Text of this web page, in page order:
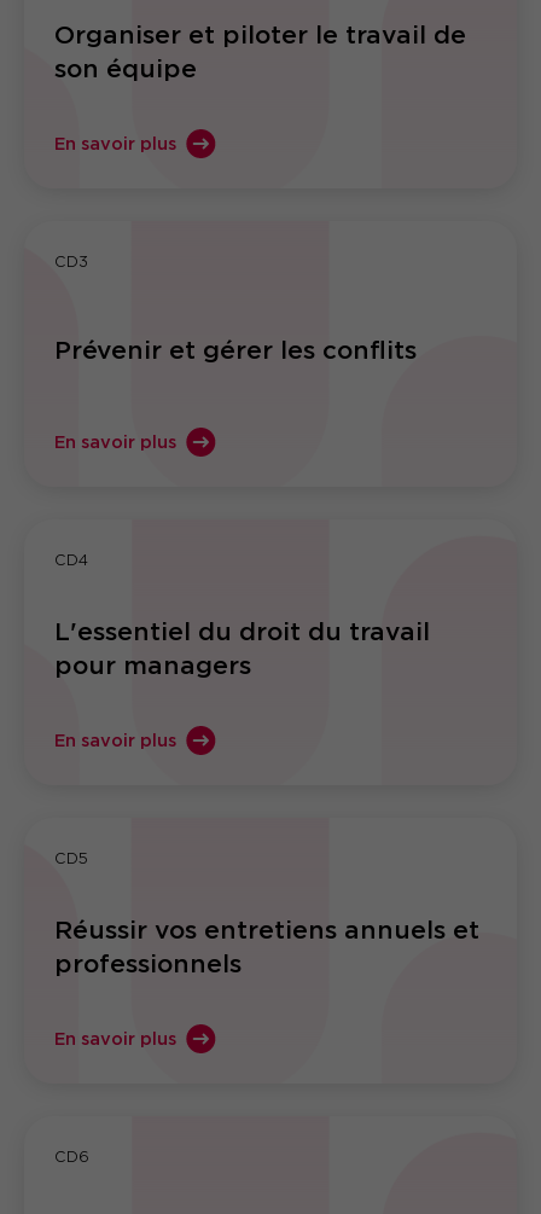
Organiser et piloter le travail de
son équipe
En savoir plus
CD3
Prévenir et gérer les conflits
En savoir plus
CD4
L'essentiel du droit du travail
pour managers
En savoir plus
CD5
Réussir vos entretiens annuels et
professionnels
En savoir plus
CD6